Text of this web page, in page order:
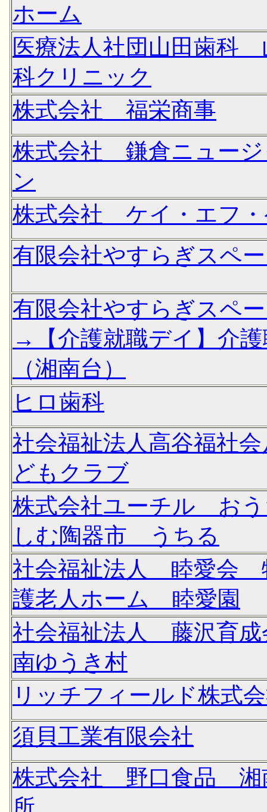
ホーム
医療法人社団山田歯科
科クリニック
株式会社 福栄商事
株式会社 鎌倉ニュージ
ン
株式会社 ケイ・エフ
有限会社やすらぎスペ
有限会社やすらぎスペ
→【介護就職デイ】介
（湘南台）
ヒロ歯科
社会福祉法人高谷福社
どもクラブ
株式会社ユーチル お
しむ陶器市 うちる
社会福祉法人 睦愛会
護老人ホーム 睦愛園
社会福祉法人 藤沢育
南ゆうき村
リッチフィールド株式
須貝工業有限会社
株式会社 野口食品 湘